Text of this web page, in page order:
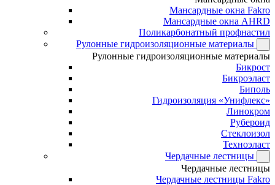
Мансардные окна Fakro
Мансардные окна AHRD
Поликарбонатный профнастил
Рулонные гидроизоляционные материалы
Рулонные гидроизоляционные материалы
Бикрост
Бикроэласт
Биполь
Гидроизоляция «Унифлекс»
Линокром
Рубероид
Стеклоизол
Техноэласт
Чердачные лестницы
Чердачные лестницы
Чердачные лестницы Fakro